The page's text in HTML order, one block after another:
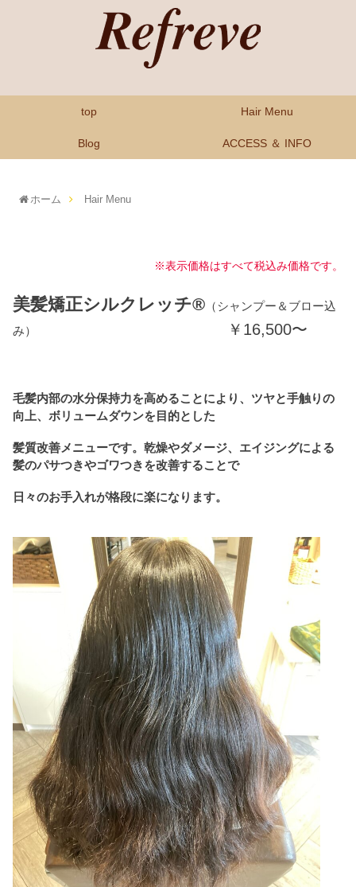
top Hair Menu
Blog ACCESS ＆ INFO
ホーム Hair Menu
※表示価格はすべて税込み価格です。
美髪矯正シルクレッチ® （シャンプー＆ブロー込
み）
￥16,500〜
毛髪内部の水分保持力を高めることにより、ツヤと手触りの
向上、ボリュームダウンを目的とした
髪質改善メニューです。乾燥やダメージ、エイジングによる
髪のパサつきやゴワつきを改善することで
日々のお手入れが格段に楽になります。